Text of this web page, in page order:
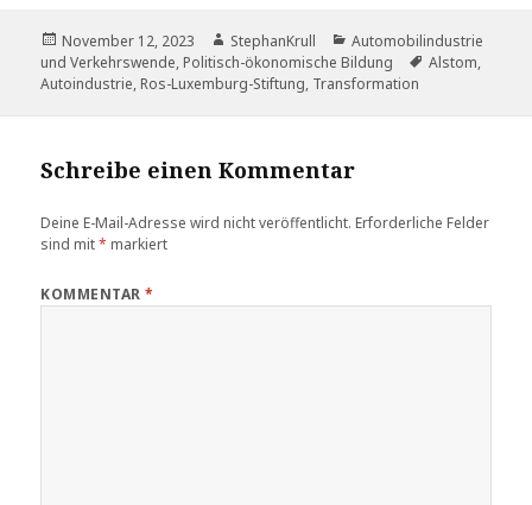
Veröffentlicht
am
November 12, 2023 Autor
StephanKrull Kategorien
Automobilindustrie
und Verkehrswende, Politisch-ökonomische Bildung Schlagwörter
Alstom,
Autoindustrie, Ros-Luxemburg-Stiftung, Transformation
Schreibe einen Kommentar
Deine E-Mail-Adresse wird nicht veröffentlicht. Erforderliche Felder
sind mit* markiert
KOMMENTAR*